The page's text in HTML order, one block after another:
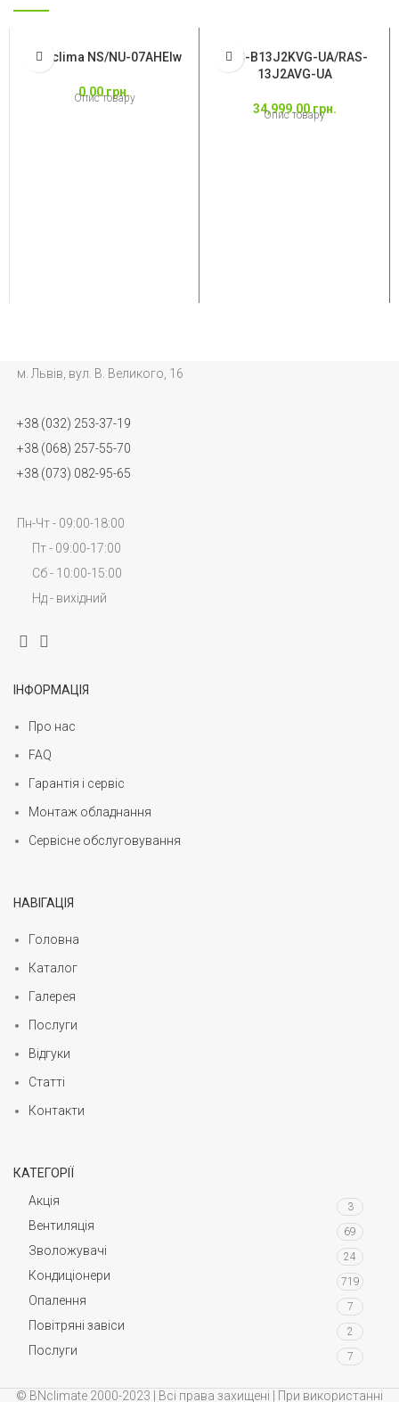
Neoclima NS/NU-07AHEIw
0.00 грн.
Опис товару
RAS-B13J2KVG-UA/RAS-
13J2AVG-UA
34,999.00 грн.
Опис товару
м. Львів, вул. В. Великого, 16
+38 (032) 253-37-19
+38 (068) 257-55-70
+38 (073) 082-95-65
Пн-Чт - 09:00-18:00
Пт - 09:00-17:00
Сб - 10:00-15:00
Нд - вихідний
ІНФОРМАЦІЯ
Про нас
FAQ
Гарантія і сервіс
Монтаж обладнання
Сервісне обслуговування
НАВІГАЦІЯ
Головна
Каталог
Галерея
Послуги
Відгуки
Статті
Контакти
КАТЕГОРІЇ
Акція
3
Вентиляція 69
Зволожувачі 24
Кондиціонери 719
Опалення 7
Повітряні завіси 2
Послуги 7
© BNclimate 2000-2023 | Всі права захищені | При використанні